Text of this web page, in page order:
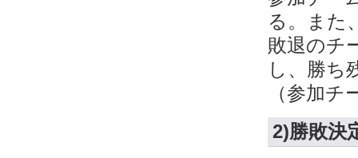
る。また
敗退のチ
し、勝ち
（参加
2)勝敗決